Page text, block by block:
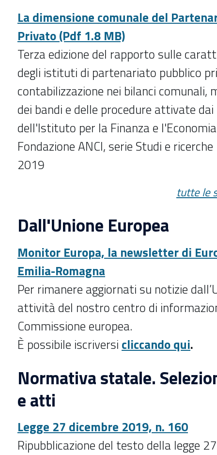
La dimensione comunale del
Privato (Pdf 1.8 MB)
Terza edizione del rapporto sulle
degli istituti di partenariato pubblico
contabilizzazione nei bilanci comunali,
dei bandi e delle procedure attivate
dell'Istituto per la Finanza e l'Economia
Fondazione ANCI, serie Studi e
2019
tutte le
Dall'Unione Europea
Monitor Europa, la newsletter di
Emilia-Romagna
Per rimanere aggiornati su notizie
attività del nostro centro di
Commissione europea.
È possibile iscriversi cliccando qui.
Normativa statale.
e atti
Legge 27 dicembre 2019, n. 160
Ripubblicazione del testo della legge